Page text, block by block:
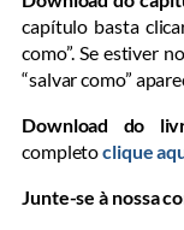
capítulo basta
como”. Se estiver
“salvar como”
Download do
completoclique
Junte-se à nossa